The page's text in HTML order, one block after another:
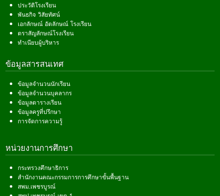
ประวัติโรงเรียน
พันธกิจ วิสัยทัศน์
เอกลักษณ์ อัตลักษณ์ โรงเรียน
ตราสัญลักษณ์โรงเรียน
ทำเนียบผู้บริหาร
ข้อมูลสารสนเทศ
ข้อมูลจำนวนนักเรียน
ข้อมูลจำนวนบุคลากร
ข้อมูลตารางเรียน
ข้อมูลครูที่ปรึกษา
การจัดการความรู้
หน่วยงานการศึกษา
กระทรวงศึกษาธิการ
สำนักงานคณะกรรมการการศึกษาขั้นพื้นฐาน
สพม.เพชรบูรณ์